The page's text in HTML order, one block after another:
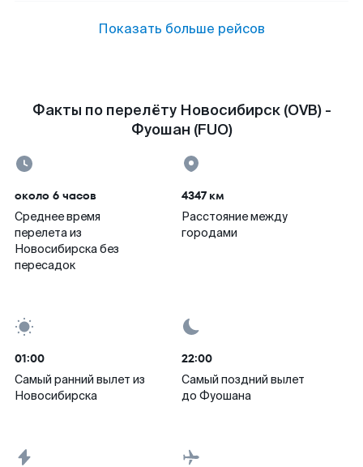
Показать больше рейсов
Факты по перелёту Новосибирск (OVB) -
Фуошан (FUO)
около 6 часов
Среднее время
перелета из
Новосибирска без
пересадок
4347 км
Расстояние между
городами
01:00
Самый ранний вылет из
Новосибирска
22:00
Самый поздний вылет
до Фуошана